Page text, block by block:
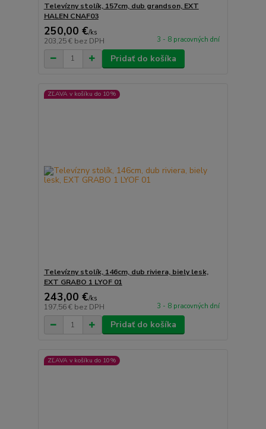
Televízny stolík, 157cm, dub grandson, EXT
HALEN CNAF03
250,00 €/ks
203,25 € bez DPH 3 - 8 pracovných dní
Pridať do košíka
ZĽAVA v košíku do 10%
Televízny stolík, 146cm, dub riviera, biely lesk,
EXT GRABO 1 LYOF 01
243,00 €/ks
197,56 € bez DPH 3 - 8 pracovných dní
Pridať do košíka
ZĽAVA v košíku do 10%